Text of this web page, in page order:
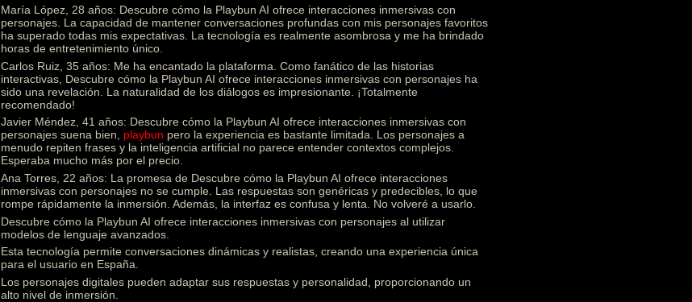
María López, 28 años: Descubre cómo la Playbun AI ofrece interacciones inmersivas con
personajes. La capacidad de mantener conversaciones profundas con mis personajes favoritos
ha superado todas mis expectativas. La tecnología es realmente asombrosa y me ha brindado
horas de entretenimiento único.
Carlos Ruiz, 35 años: Me ha encantado la plataforma. Como fanático de las historias
interactivas, Descubre cómo la Playbun AI ofrece interacciones inmersivas con personajes ha
sido una revelación. La naturalidad de los diálogos es impresionante. ¡Totalmente
recomendado!
Javier Méndez, 41 años: Descubre cómo la Playbun AI ofrece interacciones inmersivas con
personajes suena bien, playbun pero la experiencia es bastante limitada. Los personajes a
menudo repiten frases y la inteligencia artificial no parece entender contextos complejos.
Esperaba mucho más por el precio.
Ana Torres, 22 años: La promesa de Descubre cómo la Playbun AI ofrece interacciones
inmersivas con personajes no se cumple. Las respuestas son genéricas y predecibles, lo que
rompe rápidamente la inmersión. Además, la interfaz es confusa y lenta. No volveré a usarlo.
Descubre cómo la Playbun AI ofrece interacciones inmersivas con personajes al utilizar
modelos de lenguaje avanzados.
Esta tecnología permite conversaciones dinámicas y realistas, creando una experiencia única
para el usuario en España.
Los personajes digitales pueden adaptar sus respuestas y personalidad, proporcionando un
alto nivel de inmersión.